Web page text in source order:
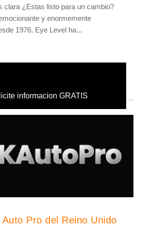
clara ¿Estas listo para un cambio?
y enormemente
1976, Eye Level ha...
informacion GRATIS
Pro del Reino Unido